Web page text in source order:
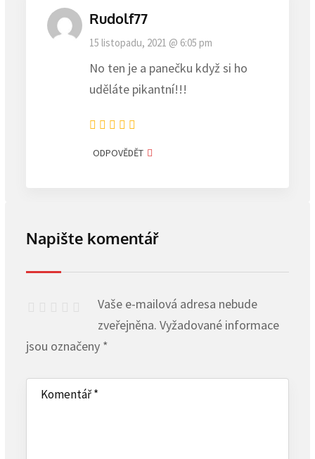
Rudolf77
15 listopadu, 2021 @ 6:05 pm
No ten je a panečku když si ho
uděláte pikantní!!!
ODPOVĚDĚT
Napište komentář
Vaše e-mailová adresa nebude
zveřejněna. Vyžadované informace
jsou označeny *